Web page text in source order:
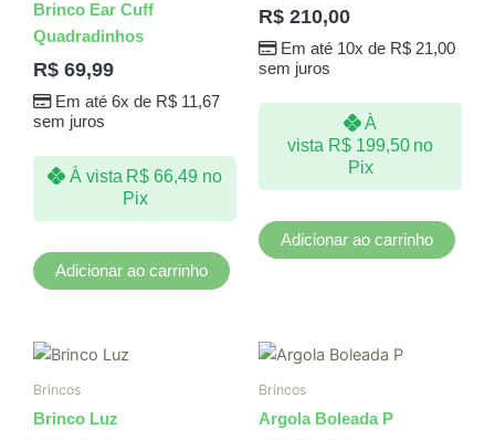
Brinco Ear Cuff
Quadradinhos
R$ 69,99
Em até 6x de R$11,67
sem juros
À vista R$ 66,49 no
Pix
Adicionar ao carrinho
R$ 210,00
Em até 10x de R$21,00
sem juros
À
vista R$199,50 no
Pix
Adicionar ao carrinho
Brincos
Brinco Luz
Brincos
Argola Boleada P